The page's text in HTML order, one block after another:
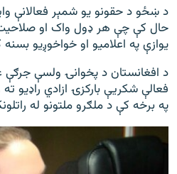
د ښځو د حقونو یو شمېر فعالانې
حال کې چې هر ډول واک او صلاحیت
یوازې په اعلامیو او خواخوږیو
د افغانستان د پخوانۍ ولسې
فعالې شکریې بارکزۍ ازادي
په برخه کې د ملګرو ملتونو له